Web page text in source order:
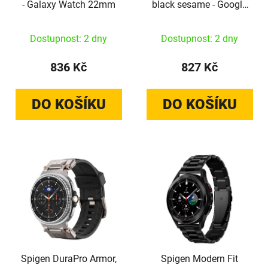
- Galaxy Watch 22mm
Dostupnost: 2 dny
836 Kč
DO KOŠÍKU
black sesame - Google
Dostupnost: 2 dny
827 Kč
DO KOŠÍKU
Spigen DuraPro Armor,
Spigen Modern Fit